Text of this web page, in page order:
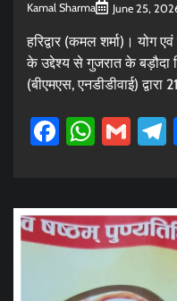
Kamal Sharma June 25,
हरिद्वार (कमल शर्मा)। योग
के उद्देश्य से गुजरात के बड़ौदा
(बीएमएस, एनडीडीवाई) द्वारा
Facebook